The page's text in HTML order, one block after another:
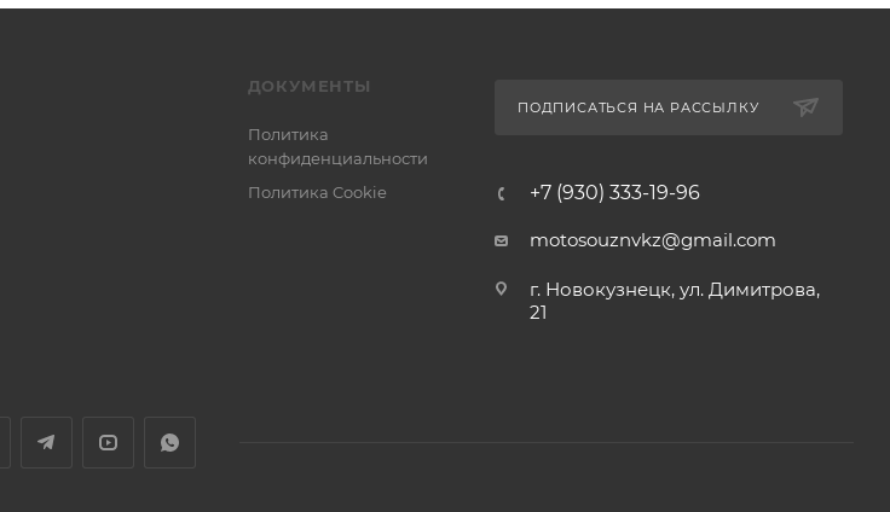
ДОКУМЕНТЫ
Политика
конфиденциальности
Политика Cookie
ПОДПИСАТЬСЯ НА РАССЫЛКУ
+7 (930) 333-19-96
motosouznvkz@gmail.com
г. Новокузнецк, ул. Димитрова,
21